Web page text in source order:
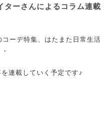
ーさんによるコラム連載
ーデ特集、はたまた日常生活
連載していく予定です♪